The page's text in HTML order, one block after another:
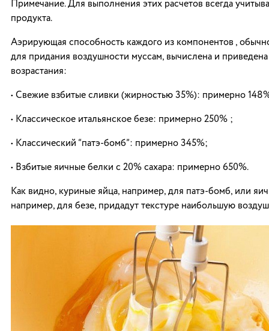
Примечание. Для выполнения этих расчетов всегда
продукта.
Аэрирующая способность каждого из компонентов ,
для придания воздушности муссам, вычислена и
возрастания:
• Свежие взбитые сливки (жирностью 35%): примерно
• Классическое итальянское безе: примерно 250% ;
• Классический “патэ-бомб”: примерно 345%;
• Взбитые яичные белки с 20% сахара: примерно 650%.
Как видно, куриные яйца, например, для патэ-бомб, или
например, для безе, придадут текстуре наибольшую